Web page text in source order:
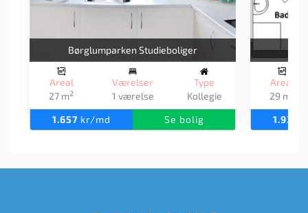
Børglumparken Studieboliger
Areal
27 m2
Værelser
1 værelse
Type
Kollegie
1.657 kr/md Se bolig
Areal
29 m
1.933